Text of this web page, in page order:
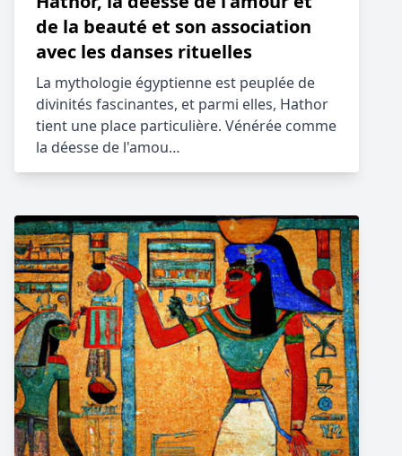
de la beauté et son association
avec les danses rituelles
La mythologie égyptienne est peuplée de
divinités fascinantes, et parmi elles, Hathor
tient une place particulière. Vénérée comme
la déesse de l'amou…